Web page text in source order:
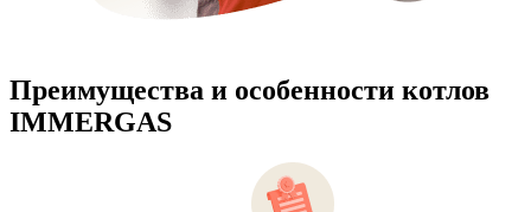
Преимущества и особенности котлов
IMMERGAS